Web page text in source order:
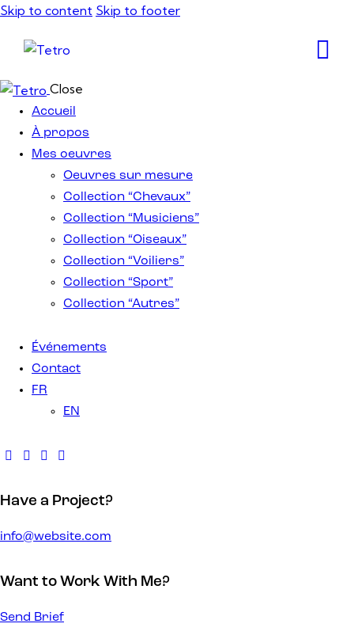
Skip to content Skip to footer
Close
Accueil
À propos
Mes oeuvres
Oeuvres sur mesure
Collection “Chevaux”
Collection “Musiciens”
Collection “Oiseaux”
Collection “Voiliers”
Collection “Sport”
Collection “Autres”
Événements
Contact
FR
EN
Have a Project?
info@website.com
Want to Work With Me?
Send Brief